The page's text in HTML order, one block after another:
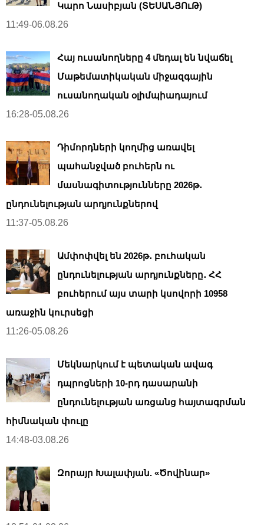
Կարո Նասիբյան (ՏԵՍԱՆՅՈւԹ)
11:49-06.08.26
Հայ ուսանողները 4 մեդալ են նվաճել
Մաթեմատիկական միջազգային
ուսանողական օլիմպիադայում
16:28-05.08.26
Դիմորդների կողմից առավել
պահանջված բուհերն ու
մասնագիտությունները 2026թ․
ընդունելության արդյունքներով
11:37-05.08.26
Ամփոփվել են 2026թ․ բուհական
ընդունելության արդյունքները․ ՀՀ
բուհերում այս տարի կսովորի 10958
առաջին կուրսեցի
11:26-05.08.26
Մեկնարկում է պետական ավագ
դպրոցների 10-րդ դասարանի
ընդունելության առցանց հայտագրման
հիմնական փուլը
14:48-03.08.26
Զորայր Խալափյան. «Ծովինար»